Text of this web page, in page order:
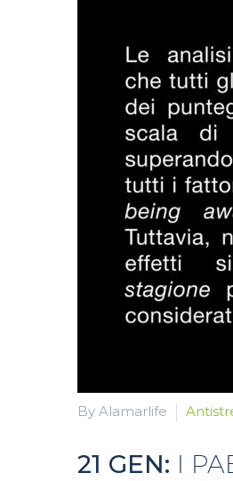
By Alamarlife
21 GEN: I